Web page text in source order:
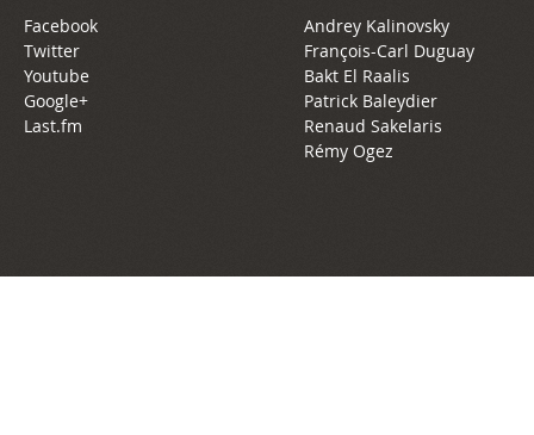
Facebook
Twitter
Youtube
Google+
Last.fm
Andrey Kalinovsky
François-Carl Duguay
Bakt El Raalis
Patrick Baleydier
Renaud Sakelaris
Rémy Ogez